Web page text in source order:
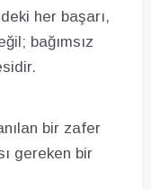
her başarı,
bağımsız
bir zafer
gereken bir